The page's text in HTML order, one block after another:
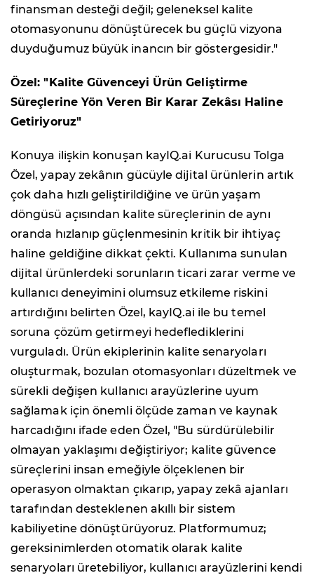
finansman desteği değil; geleneksel kalite
otomasyonunu dönüştürecek bu güçlü vizyona
duyduğumuz büyük inancın bir göstergesidir."
Özel: "Kalite Güvenceyi Ürün Geliştirme
Süreçlerine Yön Veren Bir Karar Zekâsı Haline
Getiriyoruz"
Konuya ilişkin konuşan kayIQ.ai Kurucusu Tolga
Özel, yapay zekânın gücüyle dijital ürünlerin artık
çok daha hızlı geliştirildiğine ve ürün yaşam
döngüsü açısından kalite süreçlerinin de aynı
oranda hızlanıp güçlenmesinin kritik bir ihtiyaç
haline geldiğine dikkat çekti. Kullanıma sunulan
dijital ürünlerdeki sorunların ticari zarar verme ve
kullanıcı deneyimini olumsuz etkileme riskini
artırdığını belirten Özel, kayIQ.ai ile bu temel
soruna çözüm getirmeyi hedeflediklerini
vurguladı. Ürün ekiplerinin kalite senaryoları
oluşturmak, bozulan otomasyonları düzeltmek ve
sürekli değişen kullanıcı arayüzlerine uyum
sağlamak için önemli ölçüde zaman ve kaynak
harcadığını ifade eden Özel, "Bu sürdürülebilir
olmayan yaklaşımı değiştiriyor; kalite güvence
süreçlerini insan emeğiyle ölçeklenen bir
operasyon olmaktan çıkarıp, yapay zekâ ajanları
tarafından desteklenen akıllı bir sistem
kabiliyetine dönüştürüyoruz. Platformumuz;
gereksinimlerden otomatik olarak kalite
senaryoları üretebiliyor, kullanıcı arayüzlerini kendi